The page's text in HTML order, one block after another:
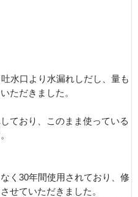
水口より水漏れしだし、量も
ただきました。
ており、このまま使っている
く30年間使用されており、修
せていただきました。